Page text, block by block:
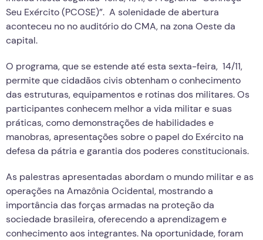
Seu Exército (PCOSE)”. A solenidade de abertura
aconteceu no no auditório do CMA, na zona Oeste da
capital.
O programa, que se estende até esta sexta-feira, 14/11,
permite que cidadãos civis obtenham o conhecimento
das estruturas, equipamentos e rotinas dos militares. Os
participantes conhecem melhor a vida militar e suas
práticas, como demonstrações de habilidades e
manobras, apresentações sobre o papel do Exército na
defesa da pátria e garantia dos poderes constitucionais.
As palestras apresentadas abordam o mundo militar e as
operações na Amazônia Ocidental, mostrando a
importância das forças armadas na proteção da
sociedade brasileira, oferecendo a aprendizagem e
conhecimento aos integrantes. Na oportunidade, foram